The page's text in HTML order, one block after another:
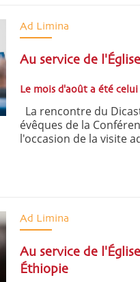
Ad Limina
Au service de
Le mois d'août a été
La rencontre du
évêques de la
l'occasion de la visite
Ad Limina
Au service de
Éthiopie